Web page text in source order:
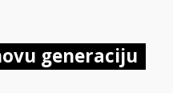
generaciju